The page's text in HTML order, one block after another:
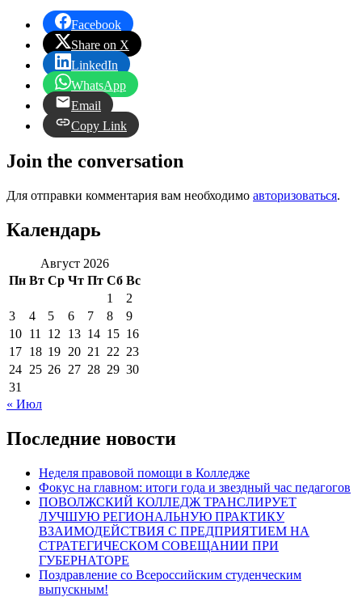
Facebook
Share on X
LinkedIn
WhatsApp
Email
Copy Link
Join the conversation
Для отправки комментария вам необходимо авторизоваться.
Календарь
Август 2026
Пн Вт Ср Чт Пт Сб Вс
1
2
3
4 5 6 7 8
9
10 11 12 13 14 15 16
17 18 19 20 21 22 23
24 25 26 27 28 29 30
31
« Июл
Последние новости
Неделя правовой помощи в Колледже
Фокус на главном: итоги года и звездный час педагогов
ПОВОЛЖСКИЙ КОЛЛЕДЖ ТРАНСЛИРУЕТ
ЛУЧШУЮ РЕГИОНАЛЬНУЮ ПРАКТИКУ
ВЗАИМОДЕЙСТВИЯ С ПРЕДПРИЯТИЕМ НА
СТРАТЕГИЧЕСКОМ СОВЕЩАНИИ ПРИ
ГУБЕРНАТОРЕ
Поздравление со Всероссийским студенческим
выпускным!